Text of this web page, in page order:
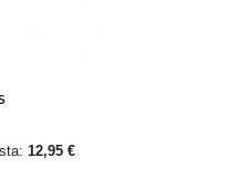
12,95 €